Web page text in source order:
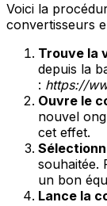
Voici la
convertisseurs
Trouve la
depuis la
: https://
Ouvre le
nouvel
cet effet.
souhaitée.
un bon
Lance la